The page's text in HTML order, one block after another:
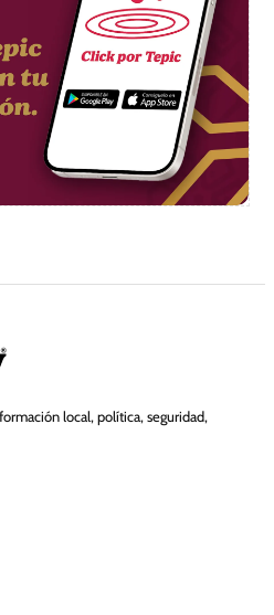
local, política, seguridad,